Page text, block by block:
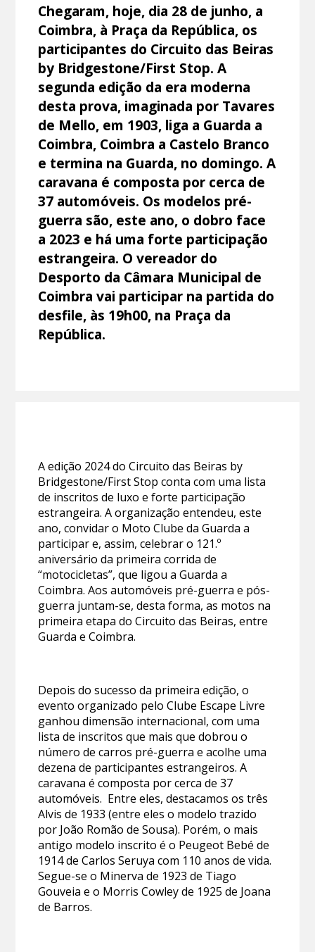
Chegaram, hoje, dia 28 de junho, a
Coimbra, à Praça da República, os
participantes do Circuito das Beiras
by Bridgestone/First Stop. A
segunda edição da era moderna
desta prova, imaginada por Tavares
de Mello, em 1903, liga a Guarda a
Coimbra, Coimbra a Castelo Branco
e termina na Guarda, no domingo. A
caravana é composta por cerca de
37 automóveis. Os modelos pré-
guerra são, este ano, o dobro face
a 2023 e há uma forte participação
estrangeira. O vereador do
Desporto da Câmara Municipal de
Coimbra vai participar na partida do
desfile, às 19h00, na Praça da
República.
A edição 2024 do Circuito das Beiras by
Bridgestone/First Stop conta com uma lista
de inscritos de luxo e forte participação
estrangeira. A organização entendeu, este
ano, convidar o Moto Clube da Guarda a
participar e, assim, celebrar o 121.º
aniversário da primeira corrida de
“motocicletas”, que ligou a Guarda a
Coimbra. Aos automóveis pré-guerra e pós-
guerra juntam-se, desta forma, as motos na
primeira etapa do Circuito das Beiras, entre
Guarda e Coimbra.
Depois do sucesso da primeira edição, o
evento organizado pelo Clube Escape Livre
ganhou dimensão internacional, com uma
lista de inscritos que mais que dobrou o
número de carros pré-guerra e acolhe uma
dezena de participantes estrangeiros. A
caravana é composta por cerca de 37
automóveis. Entre eles, destacamos os três
Alvis de 1933 (entre eles o modelo trazido
por João Romão de Sousa). Porém, o mais
antigo modelo inscrito é o Peugeot Bebé de
1914 de Carlos Seruya com 110 anos de vida.
Segue-se o Minerva de 1923 de Tiago
Gouveia e o Morris Cowley de 1925 de Joana
de Barros.